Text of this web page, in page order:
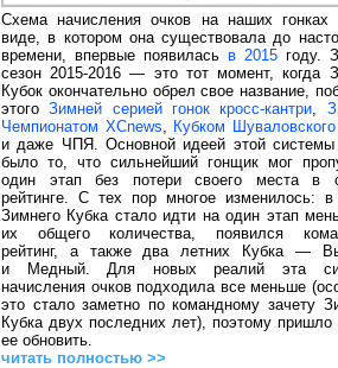
Схема начисления очков на наших
виде, в котором она существовала до
времени, впервые появилась в 2015году.
сезон 2015-2016 — это тот момент, когда
Кубок окончательно обрел свое название,
этогоЗимней серией гонок кросс-кантри
Чемпионатом XCnews
Кубком
и даже ЧПЯ. Основной идеей этой системы
было то, что сильнейший гонщик мог
один этап без потери своего места в
рейтинге. С тех пор многое изменилось: в
Зимнего Кубка стало идти на один этап
их общего количества, появился
рейтинг, а также два летних Кубка —
и Медный. Для новых реалий эта
начисления очков подходила все меньше
это стало заметно по командному зачету
Кубка двух последних лет), поэтому пришло
ее обновить.
читать полностью >>